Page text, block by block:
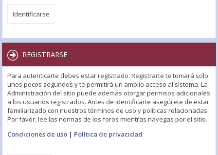
REGISTRARSE
Para autenticarte debes estar registrado. Registrarte te tomará solo
unos pocos segundos y te permitirá un amplio acceso al sistema. La
Administración del sitio puede además otorgar permisos adicionales
a los usuarios registrados. Antes de identificarte asegúrete de estar
familiarizado con nuestros términos de uso y políticas relacionadas.
Por favor, lee las normas de los foros mientras navegas por el sitio.
Condiciones de uso | Política de privacidad